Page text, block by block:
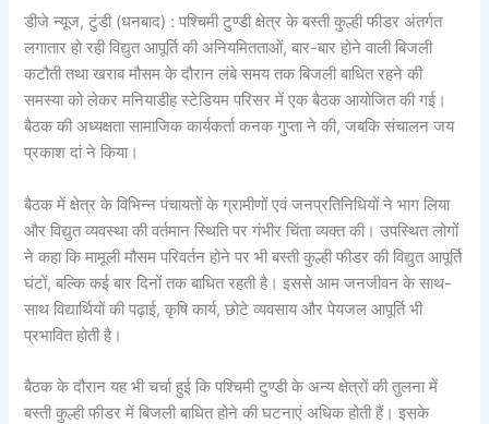
डीजे न्यूज, टुंडी (धनबाद) : पश्चिमी टुण्डी क्षेत्र के बस्ती कुल्ही फीडर अंतर्गत
लगातार हो रही विद्युत आपूर्ति की अनियमितताओं, बार-बार होने वाली बिजली
कटौती तथा खराब मौसम के दौरान लंबे समय तक बिजली बाधित रहने की
समस्या को लेकर मनियाडीह स्टेडियम परिसर में एक बैठक आयोजित की गई।
बैठक की अध्यक्षता सामाजिक कार्यकर्ता कनक गुप्ता ने की, जबकि संचालन जय
प्रकाश दां ने किया।
बैठक में क्षेत्र के विभिन्न पंचायतों के ग्रामीणों एवं जनप्रतिनिधियों ने भाग लिया
और विद्युत व्यवस्था की वर्तमान स्थिति पर गंभीर चिंता व्यक्त की। उपस्थित लोगों
ने कहा कि मामूली मौसम परिवर्तन होने पर भी बस्ती कुल्ही फीडर की विद्युत आपूर्ति
घंटों, बल्कि कई बार दिनों तक बाधित रहती है। इससे आम जनजीवन के साथ-
साथ विद्यार्थियों की पढ़ाई, कृषि कार्य, छोटे व्यवसाय और पेयजल आपूर्ति भी
प्रभावित होती है।
बैठक के दौरान यह भी चर्चा हुई कि पश्चिमी टुण्डी के अन्य क्षेत्रों की तुलना में
बस्ती कुल्ही फीडर में बिजली बाधित होने की घटनाएं अधिक होती हैं। इसके